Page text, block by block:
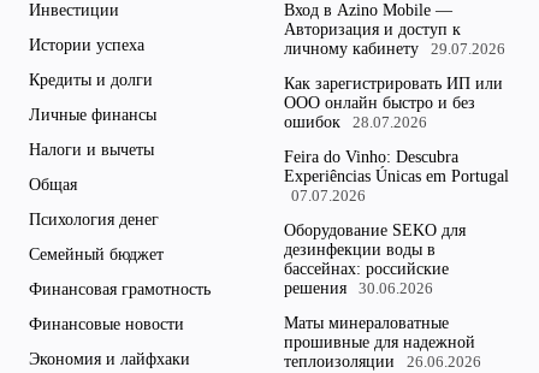
Инвестиции
Истории успеха
Кредиты и долги
Личные финансы
Налоги и вычеты
Общая
Психология денег
Семейный бюджет
Финансовая грамотность
Финансовые новости
Экономия и лайфхаки
Вход в Azino Mobile —
Авторизация и доступ к
личному кабинету
29.07.2026
Как зарегистрировать ИП или
ООО онлайн быстро и без
ошибок
28.07.2026
Feira do Vinho: Descubra
Experiências Únicas em Portugal
07.07.2026
Оборудование SEKO для
дезинфекции воды в
бассейнах: российские
решения
30.06.2026
Маты минераловатные
прошивные для надежной
теплоизоляции
26.06.2026